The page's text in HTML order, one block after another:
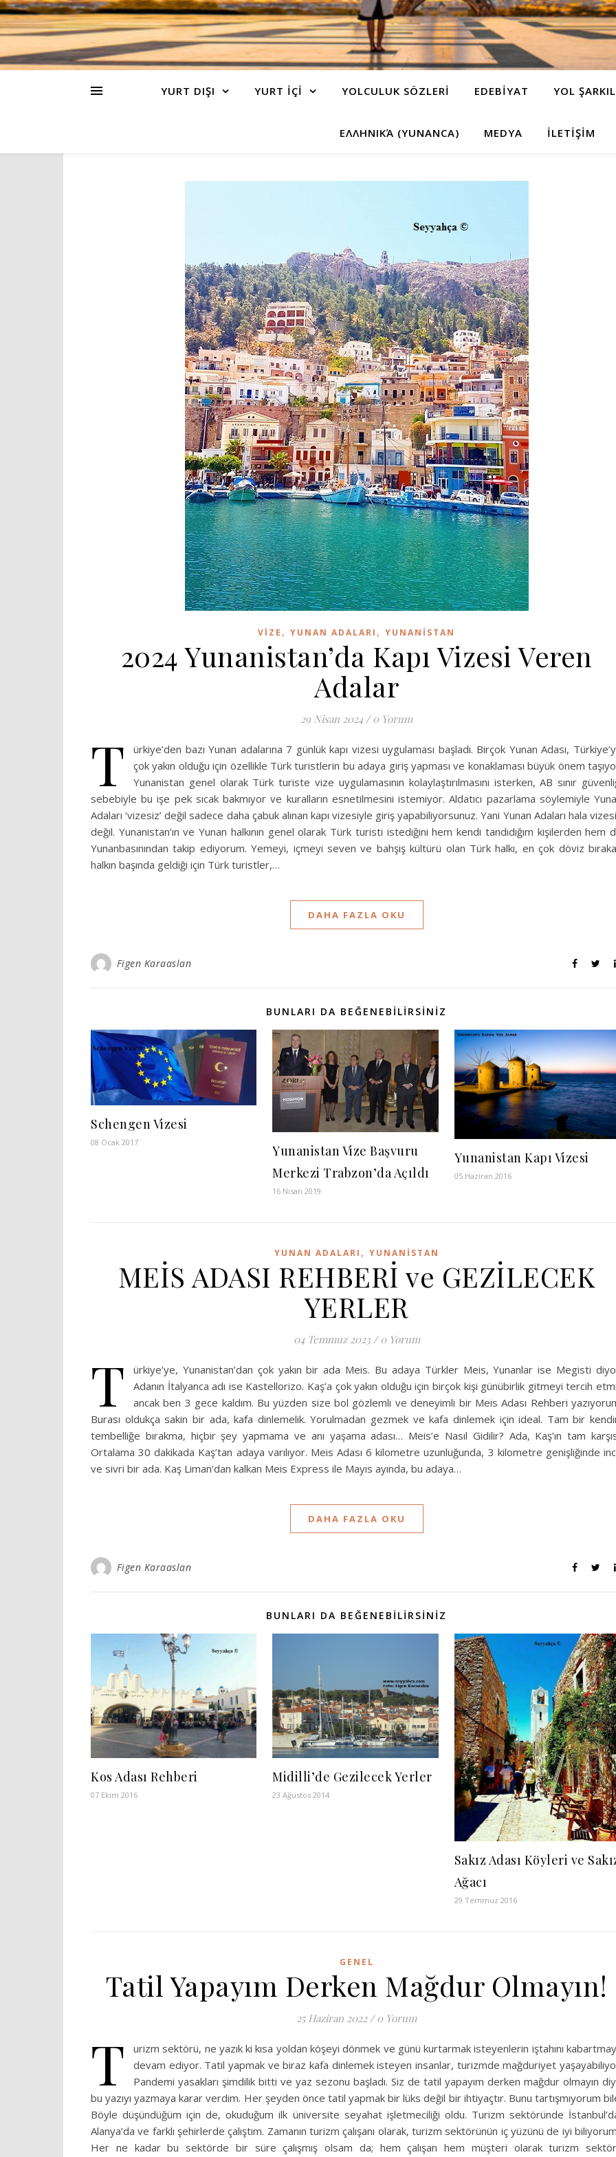
YURT DIŞI YURT İÇİ YOLCULUK SÖZLERİ EDEBİYAT YOL
ΕΛΛΗΝΙΚΆ (YUNANCA) MEDYA İLETİŞİM
VIZE , YUNAN ADALARI , YUNANISTAN
2024 Yunanistan’da Kapı Vizesi Veren
Adalar
29 Nisan 2024 / 0 Yorum
T
ürkiye’den bazı Yunan adalarına 7 günlük kapı vizesi uygulaması başladı. Birçok Yunan Adası,
çok yakın olduğu için özellikle Türk turistlerin bu adaya giriş yapması ve konaklaması büyük önem
Yunanistan genel olarak Türk turiste vize uygulamasının kolaylaştırılmasını isterken, AB sınır
sebebiyle bu işe pek sıcak bakmıyor ve kuralların esnetilmesini istemiyor. Aldatıcı pazarlama söylemiyle
Adaları ‘vizesiz’ değil sadece daha çabuk alınan kapı vizesiyle giriş yapabiliyorsunuz. Yani Yunan Adaları hala
değil. Yunanistan’ın ve Yunan halkının genel olarak Türk turisti istediğini hem kendi tandıdığım kişilerden hem
Yunanbasınından takip ediyorum. Yemeyi, içmeyi seven ve bahşiş kültürü olan Türk halkı, en çok döviz
halkın başında geldiği için Türk turistler,…
DAHA FAZLA OKU
Figen Karaaslan
BUNLARI DA BEĞENEBILIRSINIZ
Schengen Vizesi
08 Ocak 2017
Yunanistan Vize Başvuru
Merkezi Trabzon’da Açıldı
16 Nisan 2019
Yunanistan Kapı Vizesi
05 Haziran 2016
YUNAN ADALARI , YUNANISTAN
MEİS ADASI REHBERİ ve GEZİLECEK
YERLER
04 Temmuz 2023 / 0 Yorum
T
ürkiye’ye, Yunanistan’dan çok yakın bir ada Meis. Bu adaya Türkler Meis, Yunanlar ise Megisti
Adanın İtalyanca adı ise Kastellorizo. Kaş’a çok yakın olduğu için birçok kişi günübirlik gitmeyi tercih
ancak ben 3 gece kaldım. Bu yüzden size bol gözlemli ve deneyimli bir Meis Adası Rehberi
Burası oldukça sakin bir ada, kafa dinlemelik. Yorulmadan gezmek ve kafa dinlemek için ideal. Tam bir
tembelliğe bırakma, hiçbir şey yapmama ve anı yaşama adası… Meis’e Nasıl Gidilir? Ada, Kaş’ın tam
Ortalama 30 dakikada Kaş’tan adaya varılıyor. Meis Adası 6 kilometre uzunluğunda, 3 kilometre genişliğinde
ve sivri bir ada. Kaş Liman’dan kalkan Meis Express ile Mayıs ayında, bu adaya…
DAHA FAZLA OKU
Figen Karaaslan
BUNLARI DA BEĞENEBILIRSINIZ
Kos Adası Rehberi
07 Ekim 2016
Midilli’de Gezilecek Yerler
23 Ağustos 2014
Sakız Adası Köyleri ve
Ağacı
29 Temmuz 2016
GENEL
Tatil Yapayım Derken Mağdur Olmayın!
25 Haziran 2022 / 0 Yorum
T
urizm sektörü, ne yazık ki kısa yoldan köşeyi dönmek ve günü kurtarmak isteyenlerin iştahını
devam ediyor. Tatil yapmak ve biraz kafa dinlemek isteyen insanlar, turizmde mağduriyet
Pandemi yasakları şimdilik bitti ve yaz sezonu başladı. Siz de tatil yapayım derken mağdur olmayın
bu yazıyı yazmaya karar verdim. Her şeyden önce tatil yapmak bir lüks değil bir ihtiyaçtır. Bunu tartışmıyorum
Böyle düşündüğüm için de, okuduğum ilk üniversite seyahat işletmeciliği oldu. Turizm sektöründe
Alanya’da ve farklı şehirlerde çalıştım. Zamanın turizm çalışanı olarak, turizm sektörünün iç yüzünü de iyi
Her ne kadar bu sektörde bir süre çalışmış olsam da; hem çalışan hem müşteri olarak turizm